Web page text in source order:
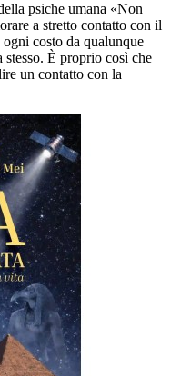
psiche umana «Non
a stretto contatto con il
ogni costo da qualunque
È proprio così che
un contatto con la